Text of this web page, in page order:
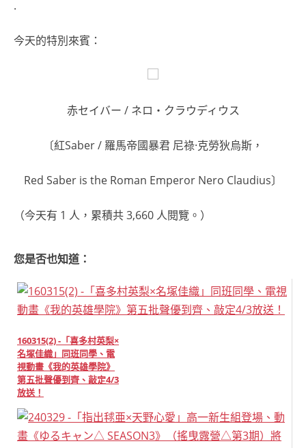
.
今天的特別來賓：
赤セイバー / ネロ・クラウディウス
〔紅Saber / 羅馬帝國暴君 尼祿·克勞狄烏斯，
Red Saber is the Roman Emperor Nero Claudius〕
（今天有 1 人，累積共 3,660 人閱覽。）
您是否也知道：
160315(2) -「喜多村英梨×
名塚佳織」同班同學、電
視動畫《我的英雄學院》
第五批聲優到齊、敲定4/3
放送！